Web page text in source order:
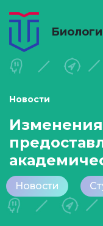
Новости
Новости